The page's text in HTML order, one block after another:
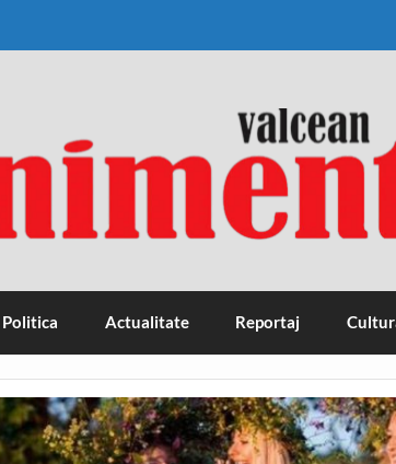
Politica Actualitate Reportaj